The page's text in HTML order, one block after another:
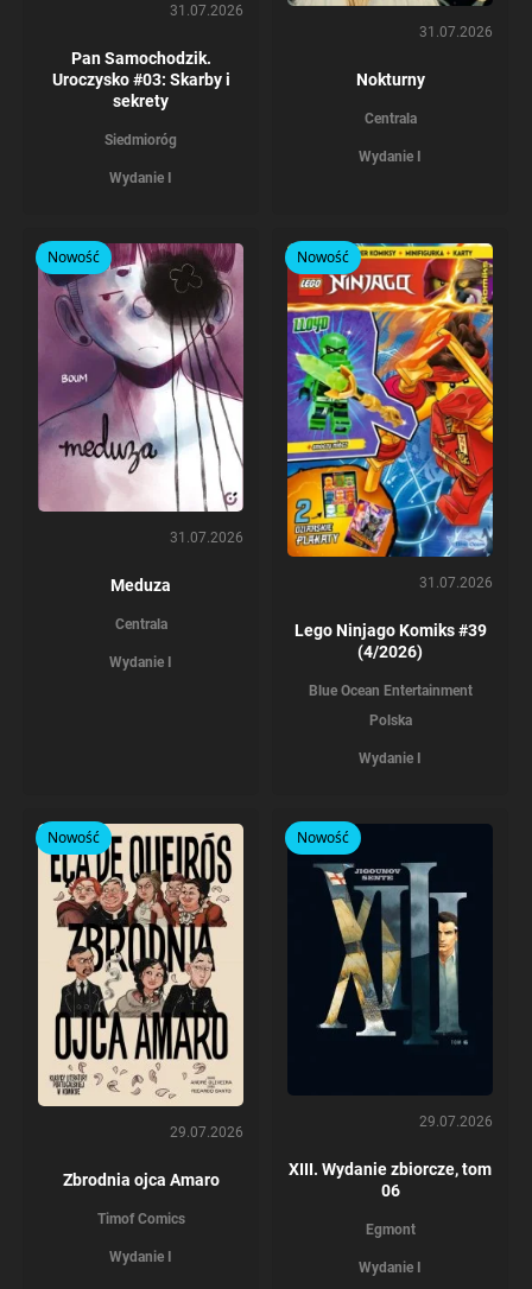
31.07.2026
Pan Samochodzik.
Uroczysko #03: Skarby i
sekrety
Siedmioróg
Wydanie I
31.07.2026
Nokturny
Centrala
Wydanie I
Nowość
31.07.2026
Meduza
Centrala
Wydanie I
Nowość
31.07.2026
Lego Ninjago Komiks #39
(4/2026)
Blue Ocean Entertainment
Polska
Wydanie I
Nowość
29.07.2026
Zbrodnia ojca Amaro
Timof Comics
Wydanie I
Nowość
29.07.2026
XIII. Wydanie zbiorcze, tom
06
Egmont
Wydanie I